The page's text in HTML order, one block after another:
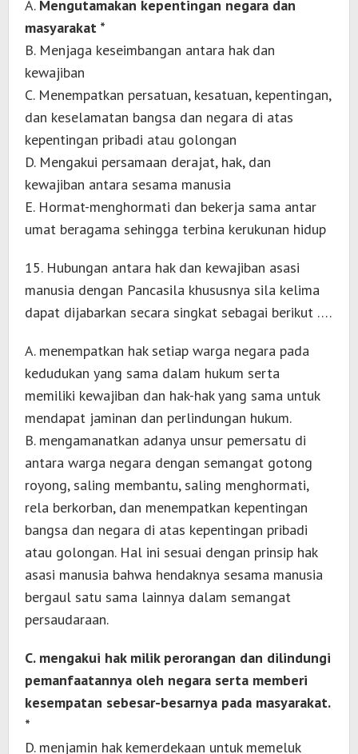
A. Mengutamakan kepentingan negara dan
masyarakat *
B. Menjaga keseimbangan antara hak dan
kewajiban
C. Menempatkan persatuan, kesatuan, kepentingan,
dan keselamatan bangsa dan negara di atas
kepentingan pribadi atau golongan
D. Mengakui persamaan derajat, hak, dan
kewajiban antara sesama manusia
E. Hormat-menghormati dan bekerja sama antar
umat beragama sehingga terbina kerukunan hidup
15. Hubungan antara hak dan kewajiban asasi
manusia dengan Pancasila khususnya sila kelima
dapat dijabarkan secara singkat sebagai berikut ….
A. menempatkan hak setiap warga negara pada
kedudukan yang sama dalam hukum serta
memiliki kewajiban dan hak-hak yang sama untuk
mendapat jaminan dan perlindungan hukum.
B. mengamanatkan adanya unsur pemersatu di
antara warga negara dengan semangat gotong
royong, saling membantu, saling menghormati,
rela berkorban, dan menempatkan kepentingan
bangsa dan negara di atas kepentingan pribadi
atau golongan. Hal ini sesuai dengan prinsip hak
asasi manusia bahwa hendaknya sesama manusia
bergaul satu sama lainnya dalam semangat
persaudaraan.
C. mengakui hak milik perorangan dan dilindungi
pemanfaatannya oleh negara serta memberi
kesempatan sebesar-besarnya pada masyarakat.
*
D. menjamin hak kemerdekaan untuk memeluk